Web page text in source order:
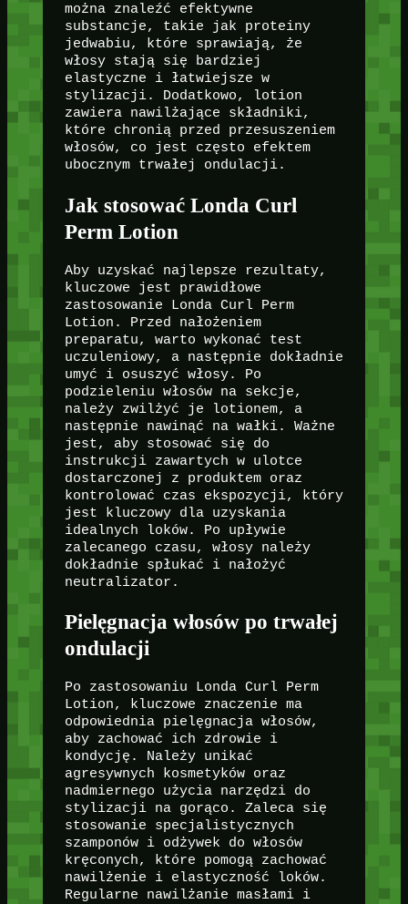
można znaleźć efektywne
substancje, takie jak proteiny
jedwabiu, które sprawiają, że
włosy stają się bardziej
elastyczne i łatwiejsze w
stylizacji. Dodatkowo, lotion
zawiera nawilżające składniki,
które chronią przed przesuszeniem
włosów, co jest często efektem
ubocznym trwałej ondulacji.
Jak stosować Londa Curl
Perm Lotion
Aby uzyskać najlepsze rezultaty,
kluczowe jest prawidłowe
zastosowanie Londa Curl Perm
Lotion. Przed nałożeniem
preparatu, warto wykonać test
uczuleniowy, a następnie dokładnie
umyć i osuszyć włosy. Po
podzieleniu włosów na sekcje,
należy zwilżyć je lotionem, a
następnie nawinąć na wałki. Ważne
jest, aby stosować się do
instrukcji zawartych w ulotce
dostarczonej z produktem oraz
kontrolować czas ekspozycji, który
jest kluczowy dla uzyskania
idealnych loków. Po upływie
zalecanego czasu, włosy należy
dokładnie spłukać i nałożyć
neutralizator.
Pielęgnacja włosów po trwałej
ondulacji
Po zastosowaniu Londa Curl Perm
Lotion, kluczowe znaczenie ma
odpowiednia pielęgnacja włosów,
aby zachować ich zdrowie i
kondycję. Należy unikać
agresywnych kosmetyków oraz
nadmiernego użycia narzędzi do
stylizacji na gorąco. Zaleca się
stosowanie specjalistycznych
szamponów i odżywek do włosów
kręconych, które pomogą zachować
nawilżenie i elastyczność loków.
Regularne nawilżanie masłami i